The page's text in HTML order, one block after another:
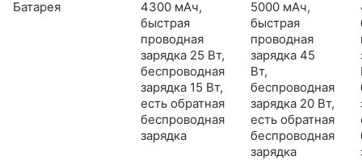
Батарея
4300 мАч,
быстрая
проводная
зарядка 25 Вт,
беспроводная
зарядка 15 Вт,
есть обратная
беспроводная
зарядка
5000 мАч,
быстрая
проводная
зарядка 45
Вт,
беспроводная
зарядка 20 Вт,
есть обратная
беспроводная
зарядка